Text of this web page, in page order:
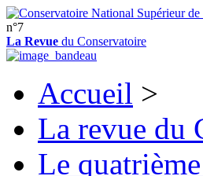
n°7
La Revue du Conservatoire
Accueil >
La revue du
Le